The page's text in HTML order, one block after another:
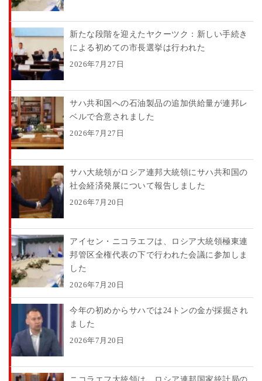
新たな段階を迎えたヤクーツク：新しい手続き
による初めての市長選挙は行われた
2026年7月27日
サハ共和国への石油製品の追加供給量が連邦レ
ベルで合意されました
2026年7月27日
サハ大統領がロシア連邦大統領にサハ共和国の
社会経済発展について報告しました
2026年7月20日
アイセン・ニコラエフは、ロシア大統領極東連
邦管区全権代表の下で行われた会議に参加しま
した
2026年7月20日
今年の初めからサハでは24トンの金が採掘され
ました
2026年7月20日